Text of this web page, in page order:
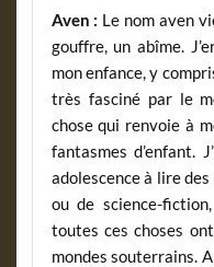
Aven : Le nom aven
gouffre, un abîme.
mon enfance, y
très fasciné par le
chose qui renvoie à
fantasmes d’enfant.
adolescence à lire
ou de science-
toutes ces choses
mondes souterrains.